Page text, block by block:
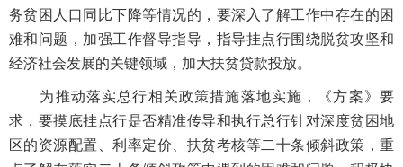
务贫困人口同比下降等情况的，要深入了解工作中存在的困
难和问题，加强工作督导指导，指导挂点行围绕脱贫攻坚和
经济社会发展的关键领域，加大扶贫贷款投放。
为推动落实总行相关政策措施落地实施，《方案》要
求，要摸底挂点行是否精准传导和执行总行针对深度贫困地
区的资源配置、利率定价、扶贫考核等二十条倾斜政策，重